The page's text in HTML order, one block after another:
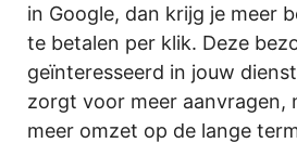
in Google, dan krijg je meer
te betalen per klik. Deze
geïnteresseerd in jouw
zorgt voor meer aanvragen,
meer omzet op de lange